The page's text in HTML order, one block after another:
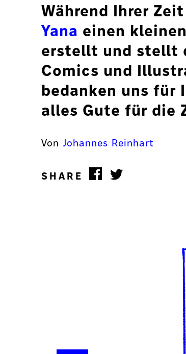
Während Ihrer
Yana einen
erstellt und stellt
Comics und
bedanken uns für
alles Gute für die
Von Johannes Reinhart
SHARE